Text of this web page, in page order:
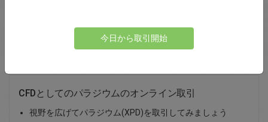
資金を入金
CFDとしてのパラジウムのオンライン取引
視野を広げてパラジウム(XPD)を取引してみましょう
今日から取引開始